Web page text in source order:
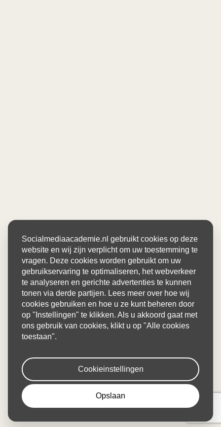
Socialmediaacademie.nl gebruikt cookies op deze
website en wij zijn verplicht om uw toestemming te
vragen. Deze cookies worden gebruikt om uw
gebruikservaring te optimaliseren, het webverkeer
te analyseren en gerichte advertenties te kunnen
tonen via derde partijen. Lees meer over hoe wij
cookies gebruiken en hoe u ze kunt beheren door
op "Instellingen" te klikken. Als u akkoord gaat met
ons gebruik van cookies, klikt u op "Alle cookies
toestaan".
Cookieinstellingen
Opslaan